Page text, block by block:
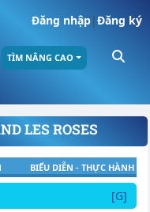
Đăng nhập|Đăng ký
TÌM NÂNG CAO
LES ROSES
BIỂU DIỄN - THỰC HÀNH
[G]